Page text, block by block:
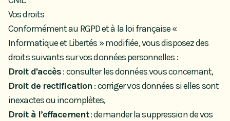
Vos droits
Conformément au RGPD et à la loi française «
Informatique et Libertés » modifiée, vous disposez des
droits suivants sur vos données personnelles :
Droit d'accès: consulter les données vous concernant,
Droit de rectification: corriger vos données si elles sont
inexactes ou incomplètes,
Droit à l’effacement: demander la suppression de vos